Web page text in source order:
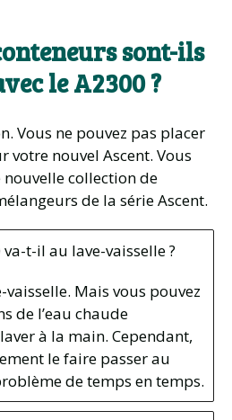
sont-ils
le A2300 ?
Vous ne pouvez pas placer
votre nouvel Ascent. Vous
collection de
de la série Ascent.
t-il au lave-vaisselle ?
Mais vous pouvez
de l’eau chaude
à la main. Cependant,
le faire passer au
de temps en temps.